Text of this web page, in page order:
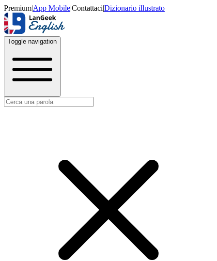
Premium|App Mobile|Contattaci|Dizionario illustrato
Toggle navigation